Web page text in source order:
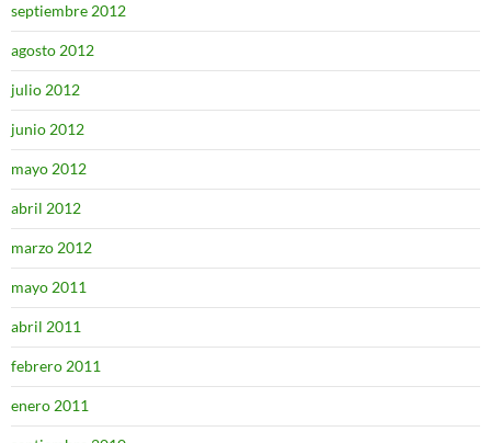
septiembre 2012
agosto 2012
julio 2012
junio 2012
mayo 2012
abril 2012
marzo 2012
mayo 2011
abril 2011
febrero 2011
enero 2011